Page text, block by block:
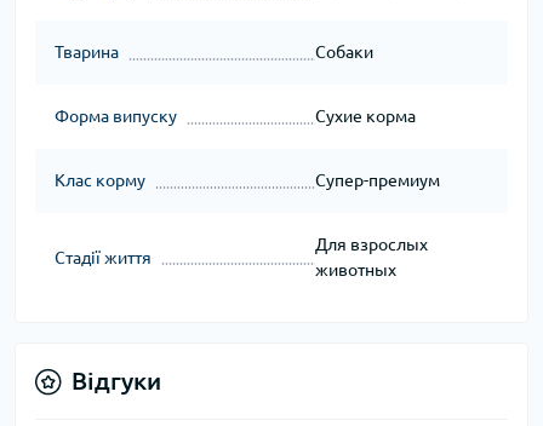
Тварина Собаки
Форма випуску Сухие корма
Клас корму Супер-премиум
Стадії життя
Для взрослых
животных
Відгуки